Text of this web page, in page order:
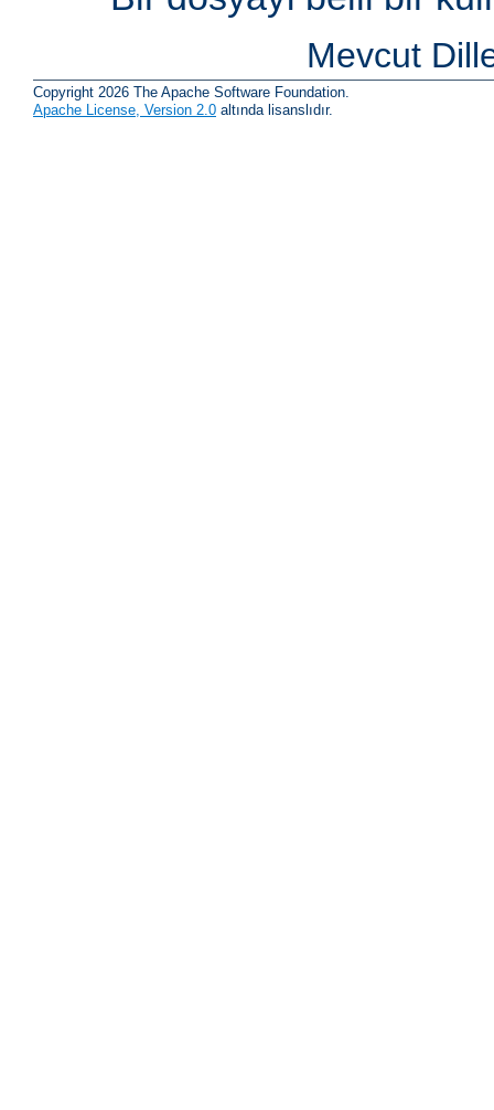
Mevcut
Copyright 2026 The Apache Software Foundation.
Apache License, Version 2.0 altında lisanslıdır.